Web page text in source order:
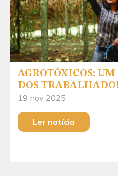
AGROTÓXICOS: UM
DOS
19 nov 2025
Ler notícia